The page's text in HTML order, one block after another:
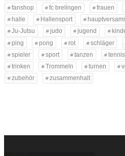
fanshop
fc brelingen frauen
halle
Hallensport
Ju-Jutsu
judo jugend
ping
pong rot schläger
spieler
sport tanzen tennis
trinken
Trommeln turnen
zubehör
zusammenhalt